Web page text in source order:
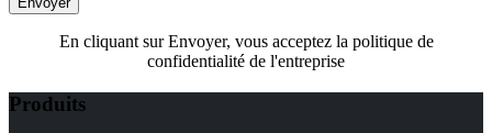
En cliquant sur Envoyer, vous acceptez la politique de
confidentialité de l'entreprise
Produits